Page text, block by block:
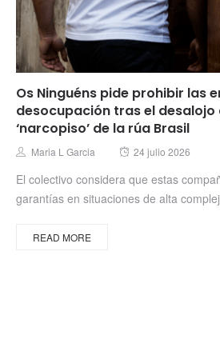
Os Ninguéns pide prohibir las
desocupación tras el desalojo
‘narcopiso’ de la rúa Brasil
Author
Maria L Garcia
Posted
24 julio 2026
El colectivo considera que estas
garantías en situaciones de alta
READ MORE